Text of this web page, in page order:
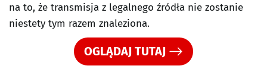
na to, że transmisja z legalnego źródła nie zostanie
niestety tym razem znaleziona.
OGLĄDAJ TUTAJ